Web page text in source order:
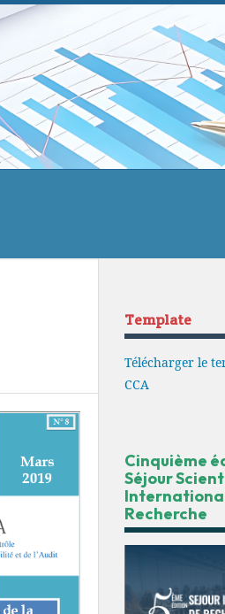
Template
Télécharger le
CCA
Cinquième
Séjour
Recherche